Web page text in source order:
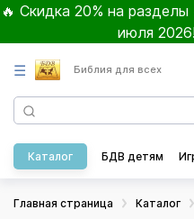
🔥 Скидка 20% на
июля 2026!
☰ Библия для всех
Каталог БДВ детям
Главная страница Каталог